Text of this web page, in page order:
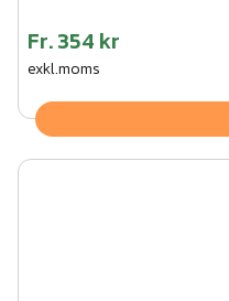
Fr.354 kr
exkl.moms